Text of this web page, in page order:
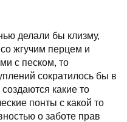
делали бы клизму,
жгучим перцем и
с песком, то
сократилось бы в
какие то
понты с какой то
о заботе прав